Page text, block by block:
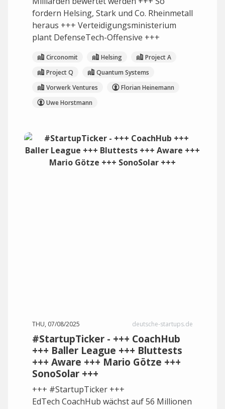
fordern Helsing, Stark und Co. Rheinmetall
heraus +++ Verteidigungsministerium
plant DefenseTech-Offensive +++
Circonomit Helsing
Project A
Project Q
Quantum Systems
Vorwerk Ventures
Florian Heinemann
Uwe Horstmann
THU, 07/08/2025 deutsche-startups.de
#StartupTicker - +++ CoachHub
+++ Baller League +++ Bluttests
+++ Aware +++ Mario Götze +++
SonoSolar +++
+++ #StartupTicker +++
EdTech CoachHub wächst auf 56 Millionen